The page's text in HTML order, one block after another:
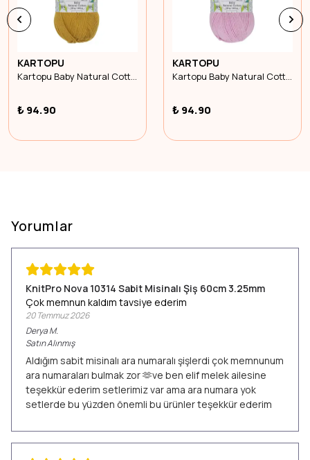
KARTOPU
Kartopu Baby Natural Cotton K310
₺ 94.90
KARTOPU
Kartopu Baby Natural Cotton K782
₺ 94.90
Yorumlar
KnitPro Nova 10314 Sabit Misinalı Şiş 60cm 3.25mm
Çok memnun kaldım tavsiye ederim
20 Temmuz 2026
DeryaM.
Satın Alınmış
Aldığım sabit misinalı ara numaralı şişlerdi çok memnunum
ara numaraları bulmak zor 🫶ve ben elif melek ailesine
teşekkür ederim setlerimiz var ama ara numara yok
setlerde bu yüzden önemli bu ürünler teşekkür ederim